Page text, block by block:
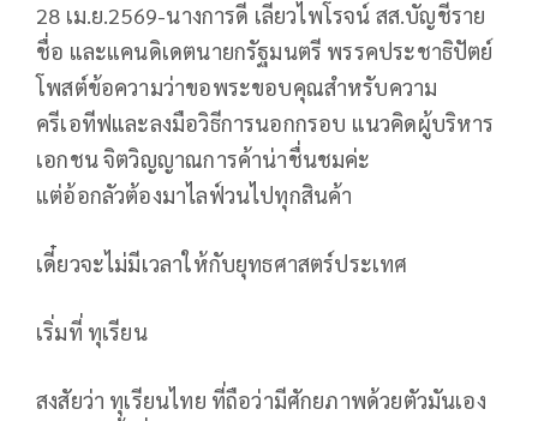
28 เม.ย.2569-นางการดี เลียวไพโรจน์ สส.บัญชีราย
ชื่อ และแคนดิเดตนายกรัฐมนตรี พรรคประชาธิปัตย์
โพสต์ข้อความว่าขอพระขอบคุณสำหรับความ
ครีเอทีฟและลงมือวิธีการนอกกรอบ แนวคิดผู้บริหาร
เอกชน จิตวิญญาณการค้าน่าชื่นชมค่ะ
แต่อ้อกลัวต้องมาไลฟ์วนไปทุกสินค้า
เดี๋ยวจะไม่มีเวลาให้กับยุทธศาสตร์ประเทศ
เริ่มที่ ทุเรียน
สงสัยว่า ทุเรียนไทย ที่ถือว่ามีศักยภาพด้วยตัวมันเอง